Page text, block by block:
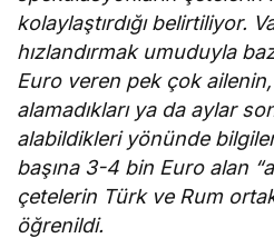
kolaylaştırdığı belirtiliyor.
hızlandırmak umuduyla
Euro veren pek çok ailenin,
alamadıkları ya da aylar
alabildikleri yönünde
başına 3-4 bin Euro alan
çetelerin Türk ve Rum
öğrenildi.